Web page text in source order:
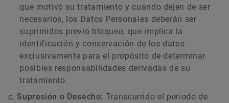
que motivó su tratamiento y cuando dejen de ser
necesarios, los Datos Personales deberán ser
suprimidos previo bloqueo, que implica la
identificación y conservación de los datos
exclusivamente para el propósito de determinar
posibles responsabilidades derivadas de su
tratamiento.
Supresión o Desecho: Transcurrido el periodo de